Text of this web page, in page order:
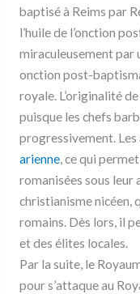
baptisé à Reims par
l’huile de l’onction
miraculeusement par
onction post-
royale. L’originalité
puisque les chefs
progressivement.
arienne, ce qui
romanisées sous leur
christianisme nicéen,
romains. Dès lors, il
et des élites locales.
Par la suite, le
pour s’attaque au